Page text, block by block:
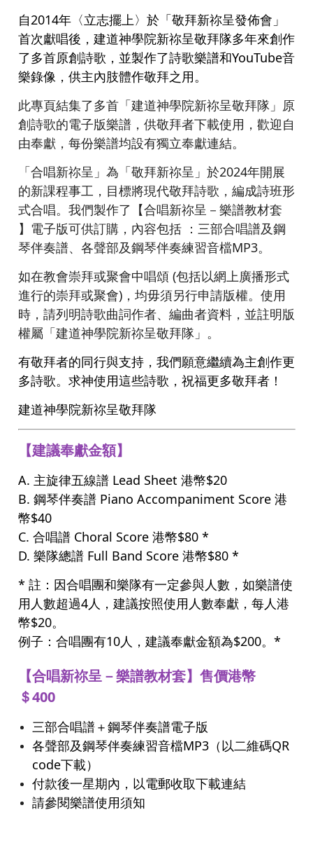
自2014年〈立志擺上〉於「敬拜新祢呈發佈會」
首次獻唱後，建道神學院新祢呈敬拜隊多年來創作
了多首原創詩歌，並製作了詩歌樂譜和YouTube音
樂錄像，供主內肢體作敬拜之用。
此專頁結集了多首「建道神學院新祢呈敬拜隊」原
創詩歌的電子版樂譜，供敬拜者下載使用，歡迎自
由奉獻，每份樂譜均設有獨立奉獻連結。
「合唱新祢呈」為「敬拜新祢呈」於2024年開展
的新課程事工，目標將現代敬拜詩歌，編成詩班形
式合唱。我們製作了【合唱新祢呈－樂譜教材套
】電子版可供訂購，內容包括 ：三部合唱譜及鋼
琴伴奏譜、各聲部及鋼琴伴奏練習音檔MP3。
如在教會崇拜或聚會中唱頌 (包括以網上廣播形式
進行的崇拜或聚會)，均毋須另行申請版權。使用
時，請列明詩歌曲詞作者、編曲者資料，並註明版
權屬「建道神學院新祢呈敬拜隊」。
有敬拜者的同行與支持，我們願意繼續為主創作更
多詩歌。求神使用這些詩歌，祝福更多敬拜者！
建道神學院新祢呈敬拜隊
【建議奉獻金額】
A. 主旋律五線譜 Lead Sheet 港幣$20
B. 鋼琴伴奏譜 Piano Accompaniment Score 港
幣$40
C. 合唱譜 Choral Score 港幣$80 *
D. 樂隊總譜 Full Band Score 港幣$80 *
* 註：因合唱團和樂隊有一定參與人數，如樂譜使
用人數超過4人，建議按照使用人數奉獻，每人港
幣$20。
例子：合唱團有10人，建議奉獻金額為$200。*
【合唱新祢呈－樂譜教材套】售價港幣
＄400
三部合唱譜＋鋼琴伴奏譜電子版
各聲部及鋼琴伴奏練習音檔MP3（以二維碼QR
code下載）
付款後一星期內，以電郵收取下載連結
請參閱樂譜使用須知